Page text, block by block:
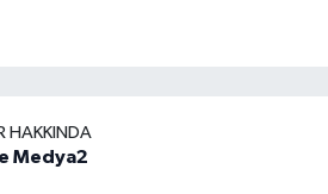
HAKKINDA
Medya2